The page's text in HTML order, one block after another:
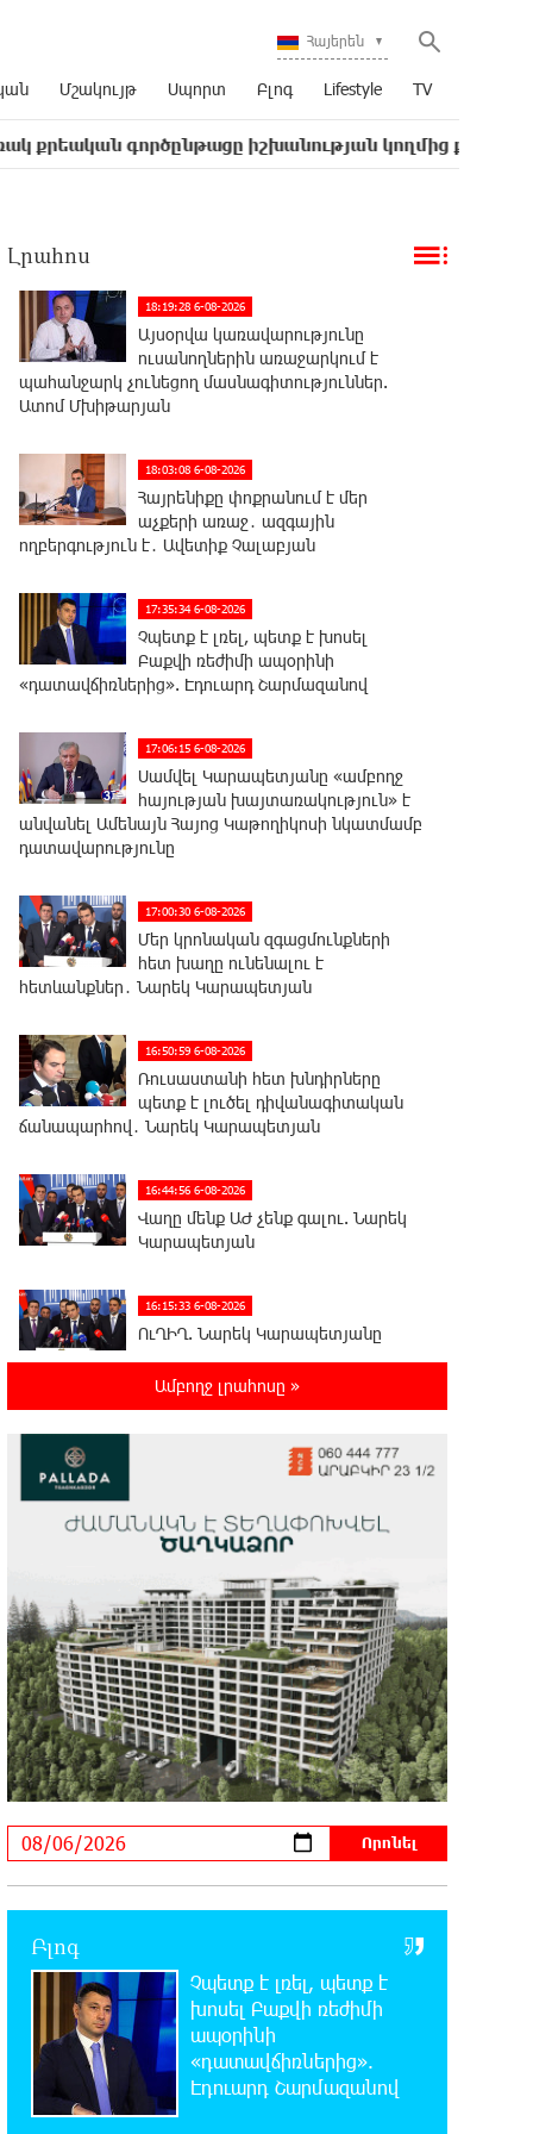
Հայերեն
Մշակույթ Սպորտ Բլոգ Lifestyle TV
իշխանության կողմից քաղաքական
Լրահոս
18:19:28 6-08-2026
Այսօրվա կառավարությունը
ուսանողներին առաջարկում է
պահանջարկ չունեցող մասնագիտություններ.
Ատոմ Մխիթարյան
18:03:08 6-08-2026
Հայրենիքը փոքրանում է մեր
աչքերի առաջ․ ազգային
ողբերգություն է․ Ավետիք Չալաբյան
17:35:34 6-08-2026
Չպետք է լռել, պետք է խոսել
Բաքվի ռեժիմի ապօրինի
«դատավճիռներից». Էդուարդ Շարմազանով
17:06:15 6-08-2026
Սամվել Կարապետյանը «ամբողջ
հայության խայտառակություն» է
անվանել Ամենայն Հայոց Կաթողիկոսի նկատմամբ
դատավարությունը
17:00:30 6-08-2026
Մեր կրոնական զգացմունքների
հետ խաղը ունենալու է
հետևանքներ․ Նարեկ Կարապետյան
16:50:59 6-08-2026
Ռուսաստանի հետ խնդիրները
պետք է լուծել դիվանագիտական
ճանապարհով․ Նարեկ Կարապետյան
16:44:56 6-08-2026
Վաղը մենք ԱԺ չենք գալու. Նարեկ
Կարապետյան
16:15:33 6-08-2026
ՈւՂԻՂ. Նարեկ Կարապետյանը
հայտարարությամբ
Moody’s-ը IDBank-ի վարկանիշային
Վեհափառի անձնագրի մեջ գրված
է՝ Գարեգին Բ․ նույնիսկ քննիչներն
ու դատախազներն են այդպես դիմում նրան՝
իրենց հավատից ելնելով․ տեսանյութ
15:09:27 6-08-2026
Ռեբուսը լուծելու համար, ասեք թե
ինչպե՞ս ՀՀ 29.800 քկմ տարածքը
կրճատվեց. Վարդևանյանը՝ Հովհաննիսյանին
15:00:46 6-08-2026
Ֆասթ Բանկը Սևան Ստարտափ
Սամմիթին ներկայացրել է իր
պրոդուկտներն ու քարտային առաջարկները
14:40:31 6-08-2026
Ընդդիմությունը պետք է իր շուրջը
համախմբի
արտախորհրդարանական բոլոր ուժերին. Արեգ
Սավգուլյան
Ամբողջ լրահոսը »
Բլոգ
Չպետք է լռել, պետք է
խոսել Բաքվի ռեժիմի
ապօրինի
«դատավճիռներից».
Էդուարդ Շարմազանով